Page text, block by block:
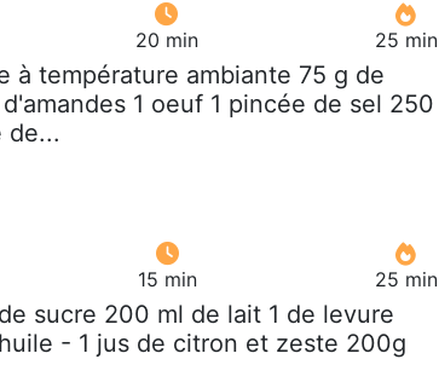
20 min 25 min
à température ambiante 75 g de
1 oeuf 1 pincée de sel 250
de...
15 min 25 min
sucre 200 ml de lait 1 de levure
- 1 jus de citron et zeste 200g